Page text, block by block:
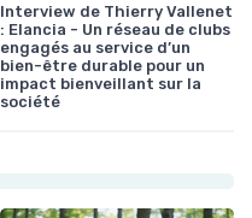
Interview de Thierry Vallenet
: Elancia - Un réseau de clubs
engagés au service d’un
bien-être durable pour un
impact bienveillant sur la
société